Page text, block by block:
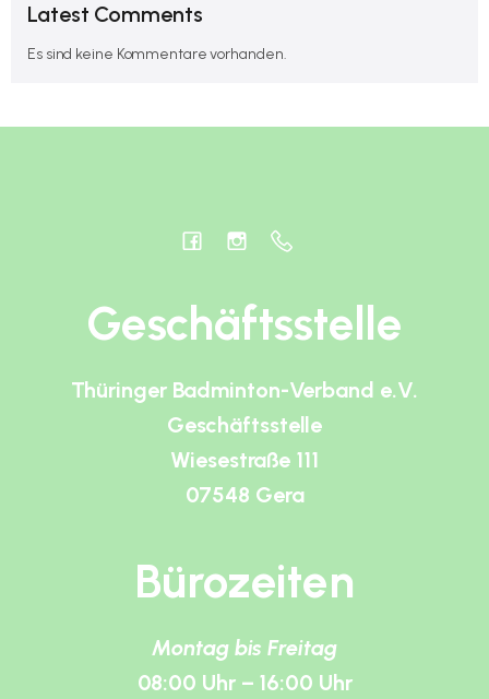
Latest Comments
Es sind keine Kommentare vorhanden.
Geschäftsstelle
Thüringer Badminton-Verband e.V.
Geschäftsstelle
Wiesestraße 111
07548 Gera
Bürozeiten
Montag bis Freitag
08:00 Uhr – 16:00 Uhr